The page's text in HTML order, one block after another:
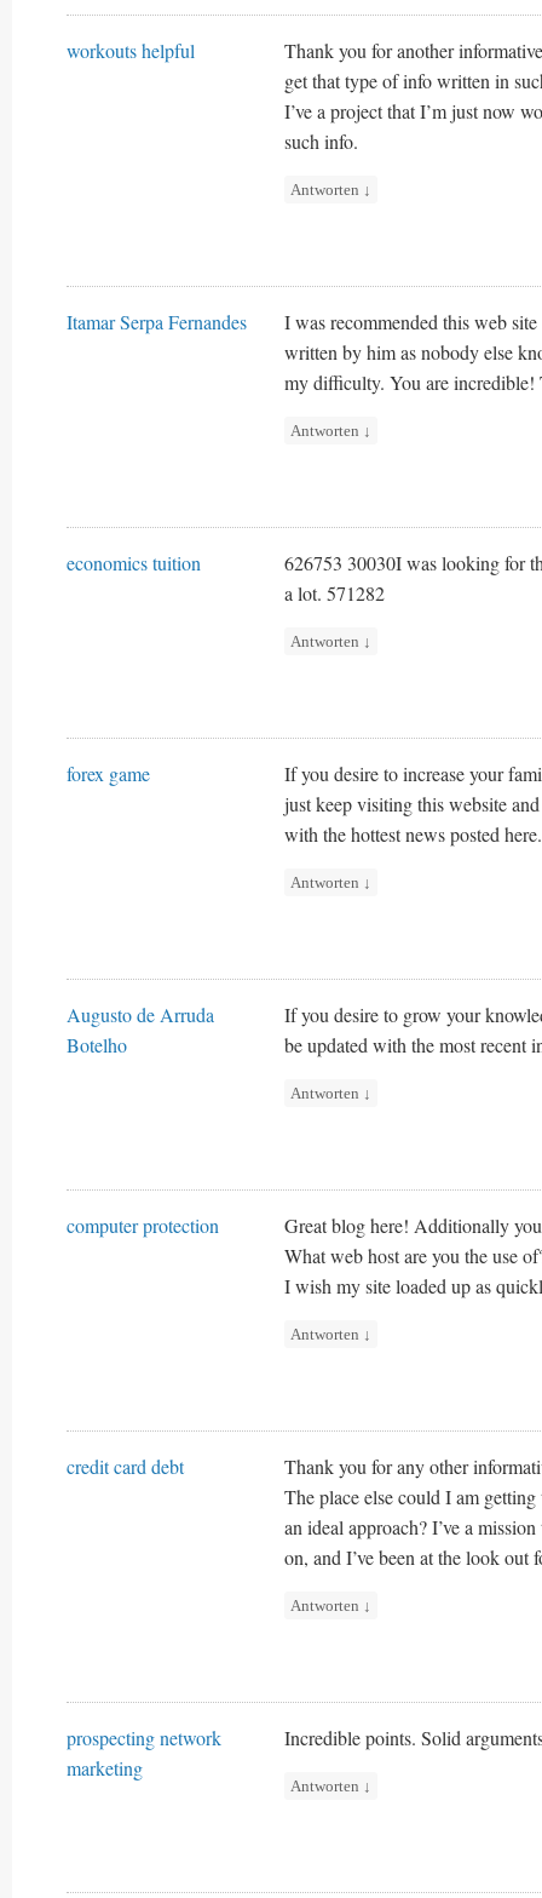
workouts helpful
Thank you for another
get that type of info written in
I’ve a project that I’m just now
such info.
Antworten ↓
Itamar Serpa Fernandes
I was recommended this web
written by him as nobody else
my difficulty. You are incredible!
Antworten ↓
economics tuition
626753 30030I was looking for
a lot. 571282
Antworten ↓
forex game
If you desire to increase your
just keep visiting this website
with the hottest news posted here.
Antworten ↓
Augusto de Arruda
Botelho
If you desire to grow your
be updated with the most recent
Antworten ↓
computer protection
Great blog here! Additionally
What web host are you the use
I wish my site loaded up as
Antworten ↓
credit card debt
Thank you for any other
The place else could I am
an ideal approach? I’ve a
on, and I’ve been at the look out
Antworten ↓
prospecting network
marketing
Incredible points. Solid
Antworten ↓